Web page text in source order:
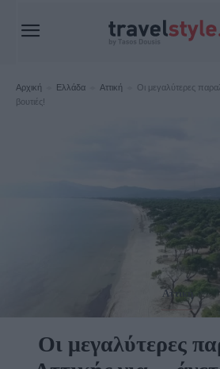
Αρχική Ελλάδα Αττική
Οι μεγαλύτερες
βουτιές!
Αττική
Οι μεγαλύτερες